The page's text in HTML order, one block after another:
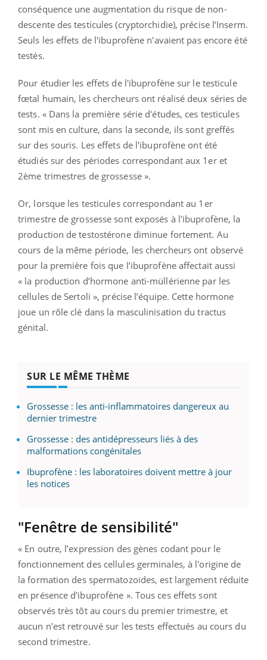
conséquence une augmentation du risque de non-
descente des testicules (cryptorchidie), précise l’Inserm.
Seuls les effets de l'ibuprofène n'avaient pas encore été
testés.
Pour étudier les effets de l'ibuprofène sur le testicule
fœtal humain, les chercheurs ont réalisé deux séries de
tests. « Dans la première série d'études, ces testicules
sont mis en culture, dans la seconde, ils sont greffés
sur des souris. Les effets de l'ibuprofène ont été
étudiés sur des périodes correspondant aux 1er et
2ème trimestres de grossesse ».
Or, lorsque les testicules correspondant au 1er
trimestre de grossesse sont exposés à l'ibuprofène, la
production de testostérone diminue fortement. Au
cours de la même période, les chercheurs ont observé
pour la première fois que l’ibuprofène affectait aussi
« la production d’hormone anti-müllérienne par les
cellules de Sertoli », précise l’équipe. Cette hormone
joue un rôle clé dans la masculinisation du tractus
génital.
SUR LE MÊME THÈME
Grossesse : les anti-inflammatoires dangereux au
dernier trimestre
Grossesse : des antidépresseurs liés à des
malformations congénitales
Ibuprofène : les laboratoires doivent mettre à jour
les notices
"Fenêtre de sensibilité"
« En outre, l’expression des gènes codant pour le
fonctionnement des cellules germinales, à l'origine de
la formation des spermatozoïdes, est largement réduite
en présence d'ibuprofène ». Tous ces effets sont
observés très tôt au cours du premier trimestre, et
aucun n'est retrouvé sur les tests effectués au cours du
second trimestre.